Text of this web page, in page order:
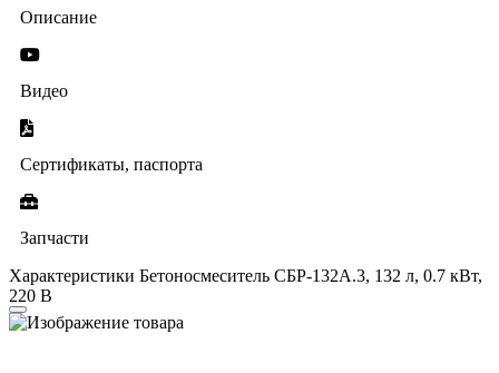
Описание
Видео
Сертификаты, паспорта
Запчасти
Характеристики Бетоносмеситель СБР-132А.3, 132 л, 0.7 кВт,
220 В